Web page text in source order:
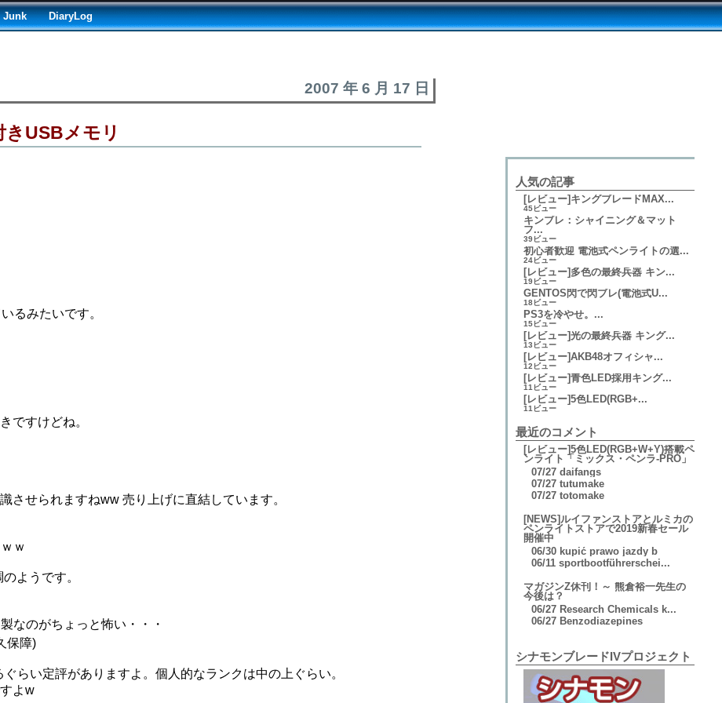
Junk DiaryLog
2007 年 6 月 17 日
USBメモリ
るみたいです。
ですけどね。
させられますねww 売り上げに直結しています。
ｗ
ようです。
なのがちょっと怖い・・・
保障)
らい定評がありますよ。個人的なランクは中の上ぐらい。
よw
人気の記事
[レビュー]キングブレードMAX...
45ビュー
キンブレ：シャイニング＆マット
フ...
39ビュー
初心者歓迎 電池式ペンライトの選...
24ビュー
[レビュー]多色の最終兵器 キン...
19ビュー
GENTOS閃で閃ブレ(電池式U...
18ビュー
PS3を冷やせ。...
15ビュー
[レビュー]光の最終兵器 キング...
13ビュー
[レビュー]AKB48オフィシャ...
12ビュー
[レビュー]青色LED採用キング...
11ビュー
[レビュー]5色LED(RGB+...
11ビュー
最近のコメント
[レビュー]5色LED(RGB+W+Y)搭載ペ
ンライト「ミックス・ペンラ-PRO」
07/27 daifangs
07/27 tutumake
07/27 totomake
[NEWS]ルイファンストアとルミカの
ペンライトストアで2019新春セール
開催中
06/30 kupić prawo jazdy b
06/11 sportbootführerschei...
マガジンZ休刊！～ 熊倉裕一先生の
今後は？
06/27 Research Chemicals k...
06/27 Benzodiazepines
シナモンブレードIVプロジェクト